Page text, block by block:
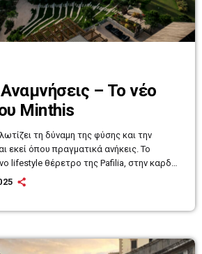
– Το νέο
Minthis
τη δύναμη της φύσης και την
εκεί όπου πραγματικά ανήκεις. Το
lifestyle θέρετρο της Pafilia, στην καρδιά
περιοχής της Πάφου, παρουσιάζει τη νέα